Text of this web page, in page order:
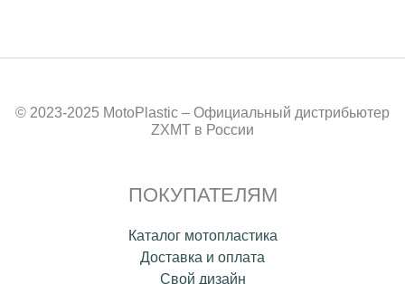
© 2023-2025 MotoPlastic – Официальный дистрибьютер
ZXMT в России
ПОКУПАТЕЛЯМ
Каталог мотопластика
Доставка и оплата
Свой дизайн